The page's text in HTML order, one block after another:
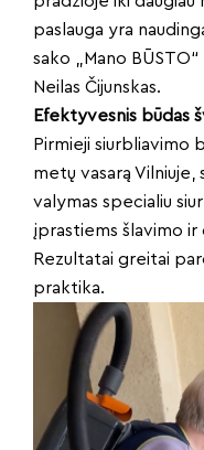
paslauga yra
sako „Mano
Neilas Čijunskas.
Efektyvesnis būdas
Pirmieji siurbliavimo
metų vasarą
valymas specialiu
įprastiems šlavimo
Rezultatai greitai
praktika.